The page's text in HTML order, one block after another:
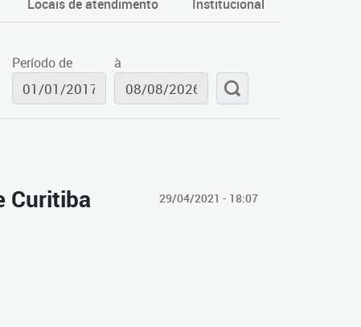
Locais de atendimento Institucional
Período de à
29/04/2021 - 18:07
Curitiba